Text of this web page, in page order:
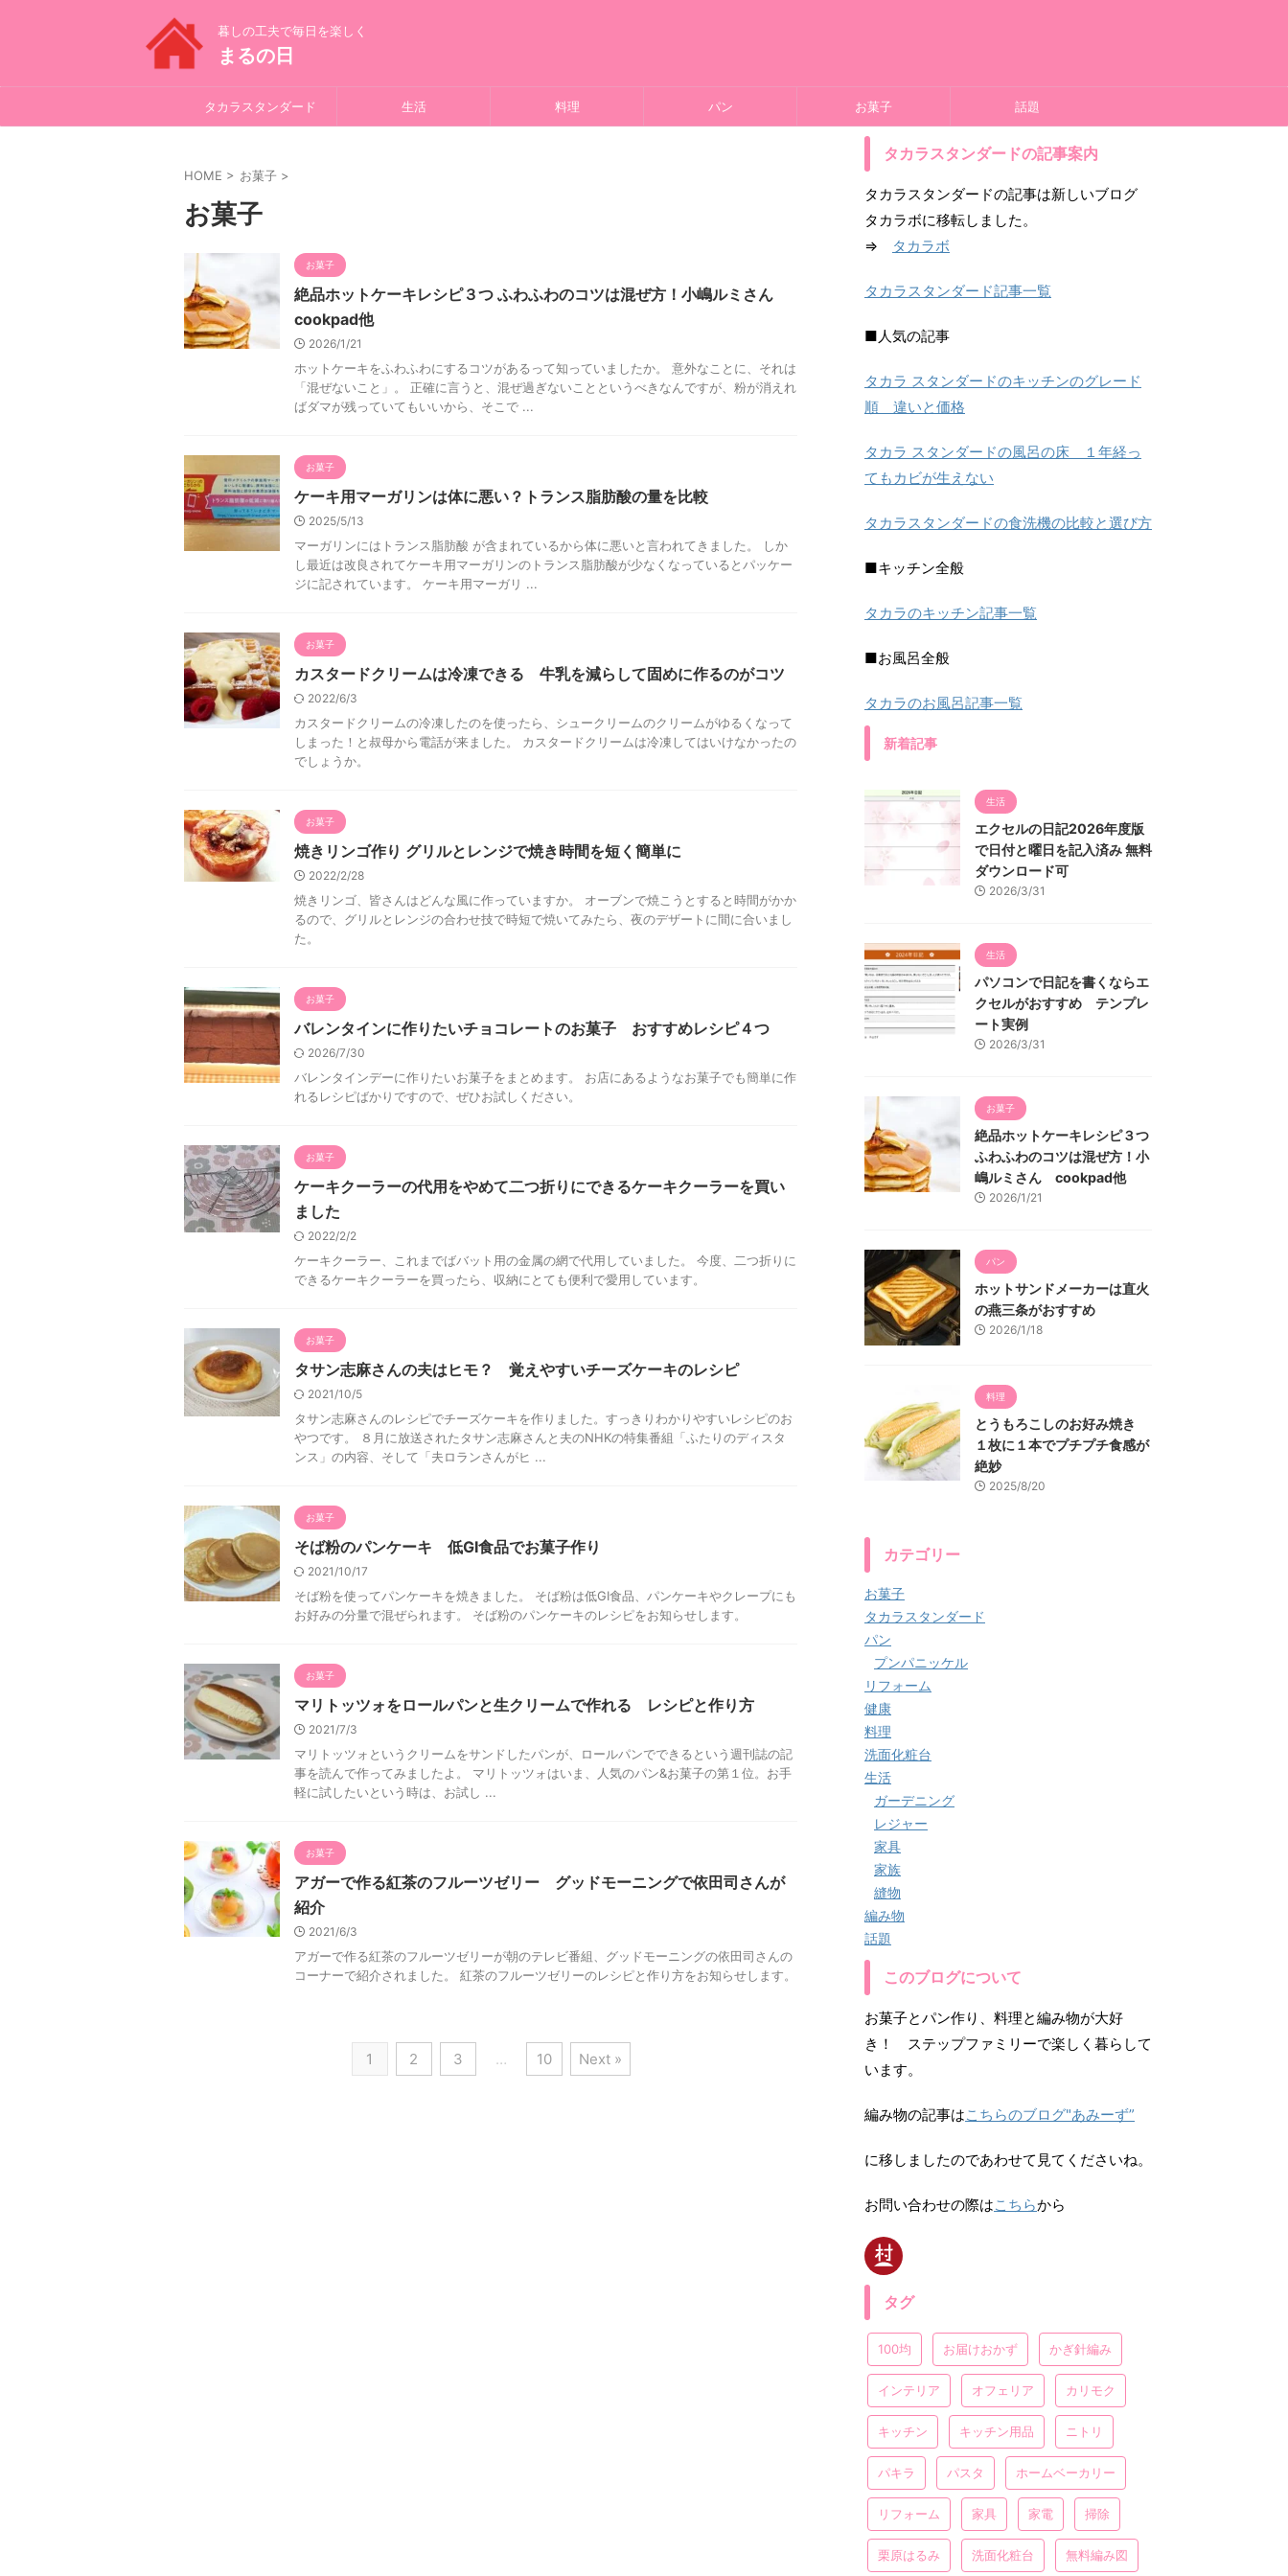
暮しの工夫で毎日を楽しく
まるの日
タカラスタンダード 生活 料理 パン お菓子 話題
HOME > お菓子 >
お菓子
お菓子
絶品ホットケーキレシピ３つ ふわふわのコツは混ぜ方！小嶋ルミさん
cookpad他
2026/1/21
ホットケーキをふわふわにするコツがあるって知っていましたか。 意外なことに、それは
「混ぜないこと」。 正確に言うと、混ぜ過ぎないことというべきなんですが、粉が消えれ
ばダマが残っていてもいいから、そこで ...
お菓子
ケーキ用マーガリンは体に悪い？トランス脂肪酸の量を比較
2025/5/13
マーガリンにはトランス脂肪酸 が含まれているから体に悪いと言われてきました。 しか
し最近は改良されてケーキ用マーガリンのトランス脂肪酸が少なくなっているとパッケー
ジに記されています。 ケーキ用マーガリ ...
お菓子
カスタードクリームは冷凍できる 牛乳を減らして固めに作るのがコツ
2022/6/3
カスタードクリームの冷凍したのを使ったら、シュークリームのクリームがゆるくなって
しまった！と叔母から電話が来ました。 カスタードクリームは冷凍してはいけなかったの
でしょうか。
お菓子
焼きリンゴ作り グリルとレンジで焼き時間を短く簡単に
2022/2/28
焼きリンゴ、皆さんはどんな風に作っていますか。 オーブンで焼こうとすると時間がかか
るので、グリルとレンジの合わせ技で時短で焼いてみたら、夜のデザートに間に合いまし
た。
お菓子
バレンタインに作りたいチョコレートのお菓子 おすすめレシピ４つ
2026/7/30
バレンタインデーに作りたいお菓子をまとめます。 お店にあるようなお菓子でも簡単に作
れるレシピばかりですので、ぜひお試しください。
お菓子
ケーキクーラーの代用をやめて二つ折りにできるケーキクーラーを買い
ました
2022/2/2
ケーキクーラー、これまでばバット用の金属の網で代用していました。 今度、二つ折りに
できるケーキクーラーを買ったら、収納にとても便利で愛用しています。
お菓子
タサン志麻さんの夫はヒモ？ 覚えやすいチーズケーキのレシピ
2021/10/5
タサン志麻さんのレシピでチーズケーキを作りました。すっきりわかりやすいレシピのお
やつです。 ８月に放送されたタサン志麻さんと夫のNHKの特集番組「ふたりのディスタ
ンス」の内容、そして「夫ロランさんがヒ ...
お菓子
そば粉のパンケーキ 低GI食品でお菓子作り
2021/10/17
そば粉を使ってパンケーキを焼きました。 そば粉は低GI食品、パンケーキやクレープにも
お好みの分量で混ぜられます。 そば粉のパンケーキのレシピをお知らせします。
お菓子
マリトッツォをロールパンと生クリームで作れる レシピと作り方
2021/7/3
マリトッツォというクリームをサンドしたパンが、ロールパンでできるという週刊誌の記
事を読んで作ってみましたよ。 マリトッツォはいま、人気のパン&お菓子の第１位。お手
軽に試したいという時は、お試し ...
お菓子
アガーで作る紅茶のフルーツゼリー グッドモーニングで依田司さんが
紹介
2021/6/3
アガーで作る紅茶のフルーツゼリーが朝のテレビ番組、グッドモーニングの依田司さんの
コーナーで紹介されました。 紅茶のフルーツゼリーのレシピと作り方をお知らせします。
1 2 3 … 10 Next »
タカラスタンダードの記事案内
タカラスタンダードの記事は新しいブログ
タカラボに移転しました。
⇒
タカラボ
タカラスタンダード記事一覧
■人気の記事
タカラ スタンダードのキッチンのグレード
順 違いと価格
タカラ スタンダードの風呂の床 １年経っ
てもカビが生えない
タカラスタンダードの食洗機の比較と選び方
■キッチン全般
タカラのキッチン記事一覧
■お風呂全般
タカラのお風呂記事一覧
新着記事
生活
エクセルの日記2026年度版
で日付と曜日を記入済み 無料
ダウンロード可
2026/3/31
生活
パソコンで日記を書くならエ
クセルがおすすめ テンプレ
ート実例
2026/3/31
お菓子
絶品ホットケーキレシピ３つ
ふわふわのコツは混ぜ方！小
嶋ルミさん cookpad他
2026/1/21
パン
ホットサンドメーカーは直火
の燕三条がおすすめ
2026/1/18
料理
とうもろこしのお好み焼き
１枚に１本でプチプチ食感が
絶妙
2025/8/20
カテゴリー
お菓子
タカラスタンダード
パン
プンパニッケル
リフォーム
健康
料理
洗面化粧台
生活
ガーデニング
レジャー
家具
家族
縫物
編み物
話題
このブログについて
お菓子とパン作り、料理と編み物が大好
き！ ステップファミリーで楽しく暮らして
います。
編み物の記事はこちらのブログ"あみーず”
に移しましたのであわせて見てくださいね。
お問い合わせの際はこちらから
タグ
100均 お届けおかず かぎ針編み
インテリア オフェリア カリモク
キッチン キッチン用品 ニトリ
パキラ パスタ ホームベーカリー
リフォーム 家具 家電 掃除
栗原はるみ 洗面化粧台 無料編み図